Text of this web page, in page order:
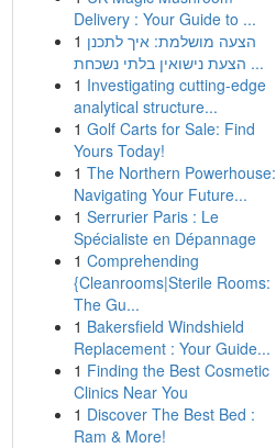
Delivery : Your Guide to ...
1 הצעה מושלמת: איך לתכנן
הצעת נישואין בלתי נשכחת ...
1 Investigating cutting-edge
analytical structure...
1 Golf Carts for Sale: Find
Yours Today!
1 The Northern Powerhouse:
Navigating Your Future...
1 Serrurier Paris : Le
Spécialiste en Dépannage
1 Comprehending
{Cleanrooms|Sterile Rooms:
The Gu...
1 Bakersfield Windshield
Replacement : Your Guide...
1 Finding the Best Cosmetic
Clinics Near You
1 Discover The Best Bed :
Ram & More!